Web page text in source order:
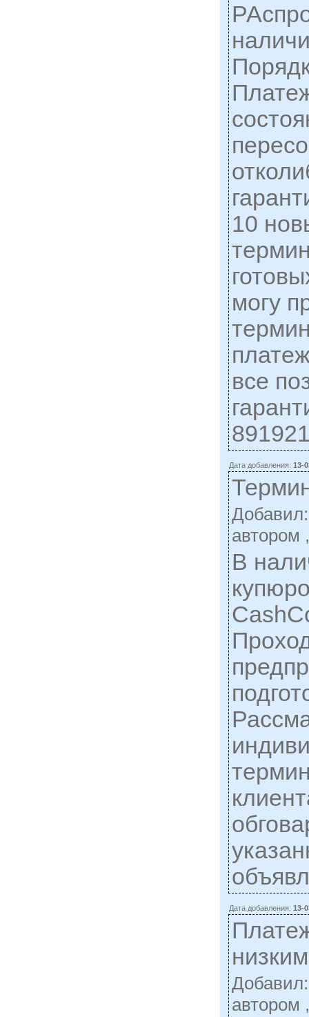
10
могу
все
Дата добавления:13-
автором
В
Дата добавления:13-
автором